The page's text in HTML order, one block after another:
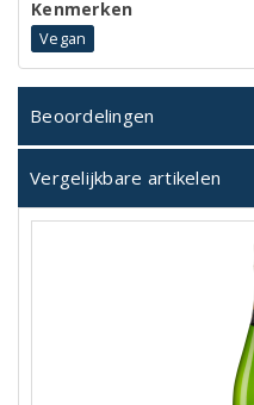
Kenmerken
Vegan
Beoordelingen
Vergelijkbare artikelen